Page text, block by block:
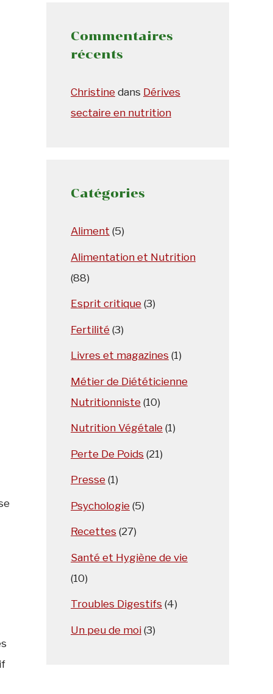
Commentaires
récents
Christine dans Dérives
sectaire en nutrition
Catégories
Aliment (5)
Alimentation et Nutrition
(88)
Esprit critique (3)
Fertilité (3)
Livres et magazines (1)
Métier de Diététicienne
Nutritionniste (10)
Nutrition Végétale (1)
Perte De Poids (21)
Presse (1)
Psychologie (5)
Recettes (27)
Santé et Hygiène de vie
(10)
Troubles Digestifs (4)
Un peu de moi (3)